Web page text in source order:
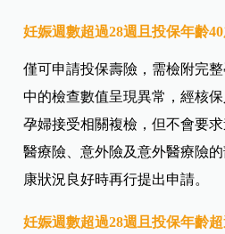
妊娠週數超過28週且投保年齡
僅可申請投保壽險，需檢附完
中的檢查數值呈現異常，經核
孕婦接受相關複檢，但不會要
醫療險、意外險及意外醫療險
康狀況良好時再行提出申請。
妊娠週數超過28週且投保年齡